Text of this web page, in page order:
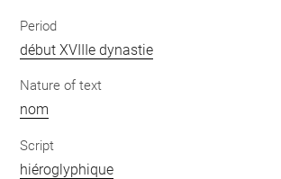
Period
début XVIIIe dynastie
Nature of text
nom
Script
hiéroglyphique